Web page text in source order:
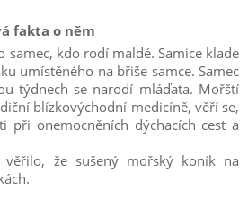
fakta o něm
samec, kdo rodí maldé. Samice klade
umístěného na břiše samce. Samec
týdnech se narodí mláďata. Mořští
blízkovýchodní medicíně, věří se,
při onemocněních dýchacích cest a
věřilo, že sušený mořský koník na